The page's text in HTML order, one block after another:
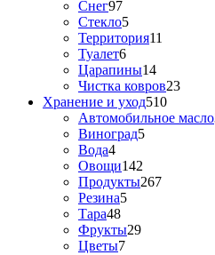
Снег97
Стекло5
Территория11
Туалет6
Царапины14
Чистка ковров23
Хранение и уход510
Автомобильное масло
Виноград5
Вода4
Овощи142
Продукты267
Резина5
Тара48
Фрукты29
Цветы7